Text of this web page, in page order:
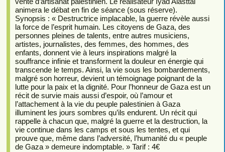
animera le débat en fin de séance (sous réserve).
Synopsis : « Destructrice implacable, la guerre révèle aussi
la force de l’esprit humain. Les citoyens de Gaza, des
personnes pleines de talents, entre autres musiciens,
artistes, journalistes, des femmes, des hommes, des
enfants, donnent vie à leurs inspirations malgré la
souffrance infinie et transforment la douleur en énergie qui
transcende le temps. Ainsi, la vie sous les bombardements,
malgré son horreur, devient un témoignage poignant de la
lutte pour la paix et la dignité. Pour l’honneur de Gaza est un
récit de survie mais aussi d’espoir, où l’amour et
l’attachement à la vie du peuple palestinien à Gaza
illuminent les jours sombres qu’ils endurent. Un récit qui
rappelle à chacun que, malgré la guerre et la destruction, la
vie continue dans les camps et sous les tentes, et qui
prouve que, même dans l’adversité, l’humanité du « peuple
de Gaza » demeure indomptable. » Tarif : 4€